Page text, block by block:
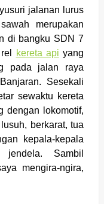
jalanan lurus
merupakan
di bangku SDN 7
kereta api yang
pada jalan raya
Sesekali
sewaktu kereta
dengan lokomotif,
berkarat, tua
kepala-kepala
Sambil
mengira-ngira,